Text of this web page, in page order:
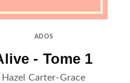
ADOS
- Tome 1
Hazel Carter-Grace